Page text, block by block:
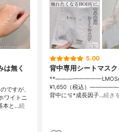
は無く
ですが、
ワイトニ
本と…続
5.00
背中専用シートマスク
**⁡————————⁡LMOSA(
¥1,650（税込）⁡
背中に🫧⁡⁡⁡*成長因子…続き